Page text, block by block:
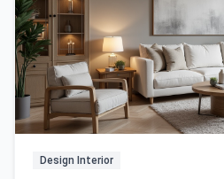
Design Interior